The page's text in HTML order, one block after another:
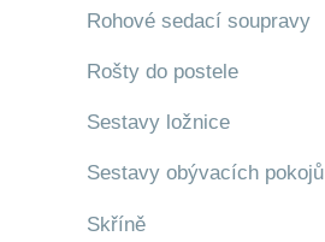
Rohové sedací soupravy
Rošty do postele
Sestavy ložnice
Sestavy obývacích pokojů
Skříně